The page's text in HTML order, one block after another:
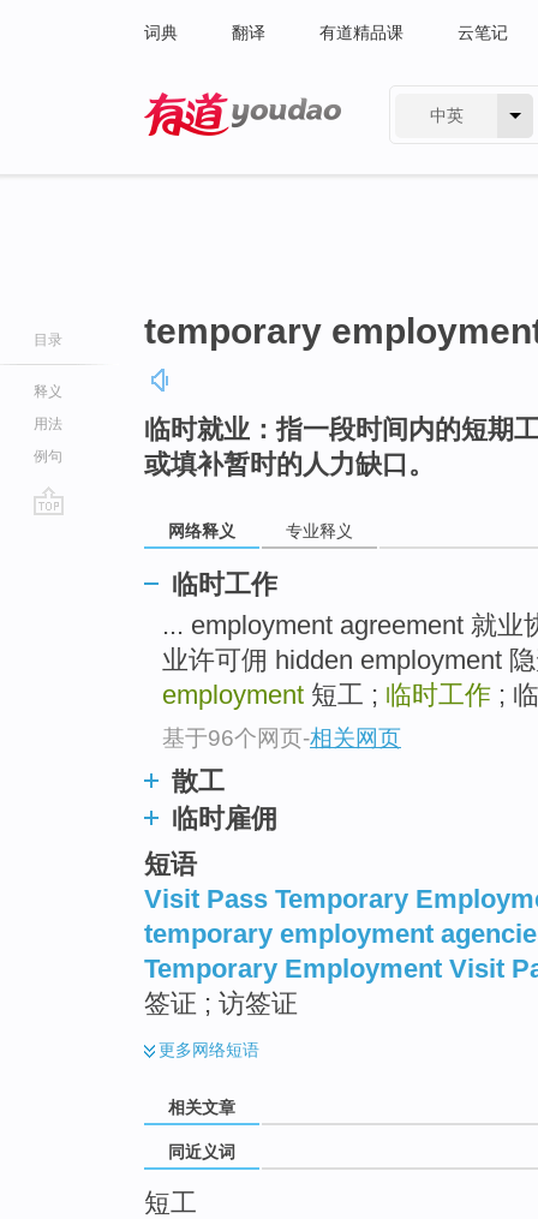
词典 翻译 有道精品课 云笔记
中英
目录
释义
用法
例句
temporary
临时就业：指一段时间内的短期
或填补暂时的人力缺口。
网络释义 专业释义
临时工作
... employment agreement 就
业许可佣 hidden employment
employment 短工 ; 临时工作 ;
基于96个网页-相关网页
散工
临时雇佣
短语
Visit Pass Temporary
temporary employment
Temporary Employment Visit
签证 ; 访签证
更多网络短语
相关文章
同近义词
短工